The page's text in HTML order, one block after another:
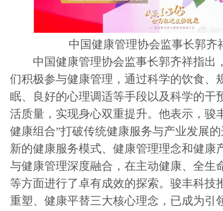
中国健康管理协会监事长郭齐
中国健康管理协会监事长郭齐祥指出
们积极参与健康管理，通过科学的饮食、
眠、良好的心理调适等手段以及科学的干
活质量，实现身心双重提升。他表示，骏
健康组合”打破传统健康服务与产业发展
新的健康服务模式、健康管理理念和健康
与健康管理深度融合，在主动健康、全生
等方面进行了卓有成效的探索。骏丰科技
重塑、健康平替三大核心理念，已成为引